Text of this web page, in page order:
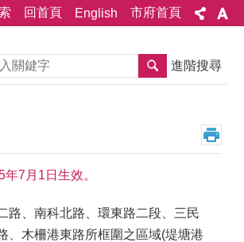
回首頁 English 市府首頁
搜尋 進階搜尋
7月1日生效。
路、南科北路、環東路二段、三民
、木柵港東路所框圍之區域(堤塘港